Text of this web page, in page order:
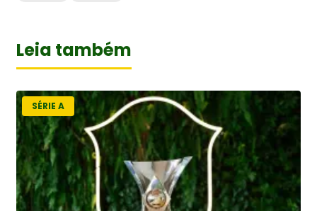
Leia também
SÉRIE A